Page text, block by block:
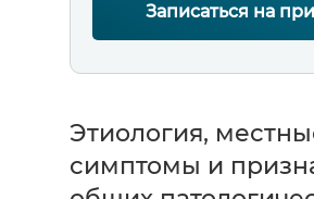
Записаться на
Этиология,
симптомы и